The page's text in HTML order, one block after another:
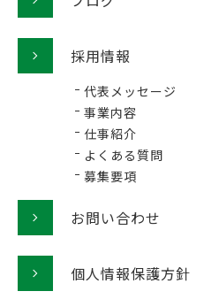
採用情報
代表メッセージ
事業内容
仕事紹介
よくある質問
募集要項
お問い合わせ
個人情報保護方針